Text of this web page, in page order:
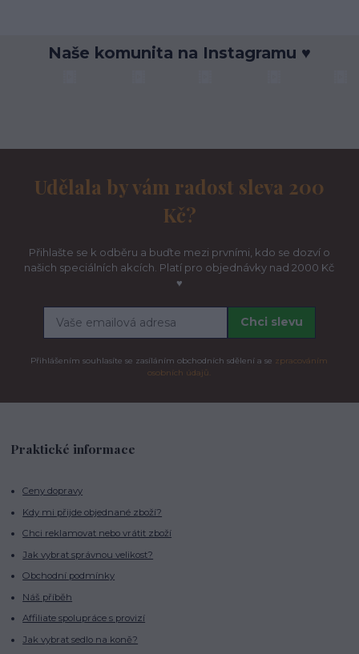
Naše komunita na Instagramu ♥
Udělala by vám radost sleva 200
Kč?
Přihlašte se k odběru a buďte mezi prvními, kdo se dozví o
našich speciálních akcích. Platí pro objednávky nad 2000 Kč
♥
Chci slevu
Přihlášením souhlasíte se zasíláním obchodních sdělení a se zpracováním
osobních údajů.
Praktické informace
Ceny dopravy
Kdy mi přijde objednané zboží?
Chci reklamovat nebo vrátit zboží
Jak vybrat správnou velikost?
Obchodní podmínky
Náš příběh
Affiliate spolupráce s provizí
Jak vybrat sedlo na koně?